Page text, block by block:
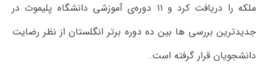
ملکه را دریافت کرد و ۱۱ دوره‌ی آموزشی دانشگاه پلیموث در
جدیدترین بررسی ها بین ده دوره برتر انگلستان از نظر رضایت
دانشجویان قرار گرفته است.